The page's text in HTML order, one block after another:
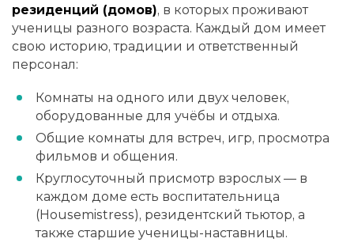
резиденций (домов), в которых проживают
ученицы разного возраста. Каждый дом имеет
свою историю, традиции и ответственный
персонал:
Комнаты на одного или двух человек,
оборудованные для учёбы и отдыха.
Общие комнаты для встреч, игр, просмотра
фильмов и общения.
Круглосуточный присмотр взрослых — в
каждом доме есть воспитательница
(Housemistress), резидентский тьютор, а
также старшие ученицы-наставницы.